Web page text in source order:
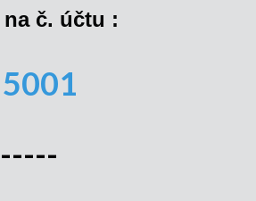
č. účtu :